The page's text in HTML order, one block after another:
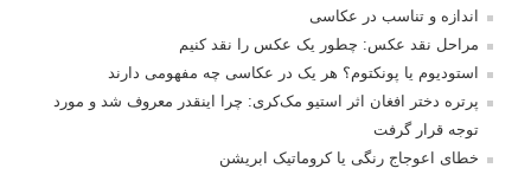
اندازه و تناسب در عکاسی
مراحل نقد عکس: چطور یک عکس را نقد کنیم
استودیوم یا پونکتوم؟ هر یک در عکاسی چه مفهومی دارند
پرتره دختر افغان اثر استیو مک‌کری: چرا اینقدر معروف شد و مورد
توجه قرار گرفت
خطای اعوجاج رنگی یا کروماتیک ابریشن